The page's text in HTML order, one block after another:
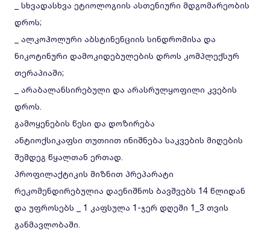
_ სხვადასხვა ეტიოლოგიის ასთენიური მდგომარეობის
დროს;
_ ალკოჰოლური აბსტინენციის სინდრომისა და
ნიკოტინური დამოკიდებულების დროს კომპლექსურ
თერაპიაში;
_ არაბალანსირებული და არასრულყოფილი კვების
დროს.
გამოყენების წესი და დოზირება
ანტიოქსიკაფსი თუთიით ინიშნება საკვების მიღების
შემდეგ წყალთან ერთად.
პროფილაქტიკის მიზნით პრეპარატი
რეკომენდირებულია დაენიშნოს ბავშვებს 14 წლიდან
და უფროსებს _ 1 კაფსულა 1-ჯერ დღეში 1_3 თვის
განმავლობაში.